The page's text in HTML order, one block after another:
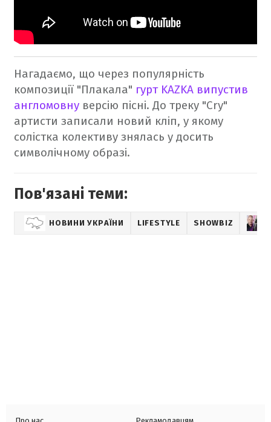
Нагадаємо, що через популярність
композиції "Плакала" гурт KAZKA випустив
англомовну версію пісні. До треку "Cry"
артисти записали новий кліп, у якому
солістка колективу знялась у досить
символічному образі.
Пов'язані теми:
НОВИНИ УКРАЇНИ LIFESTYLE SHOWBIZ